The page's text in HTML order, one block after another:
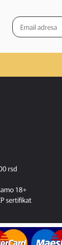
rsd
18+
sertifikat